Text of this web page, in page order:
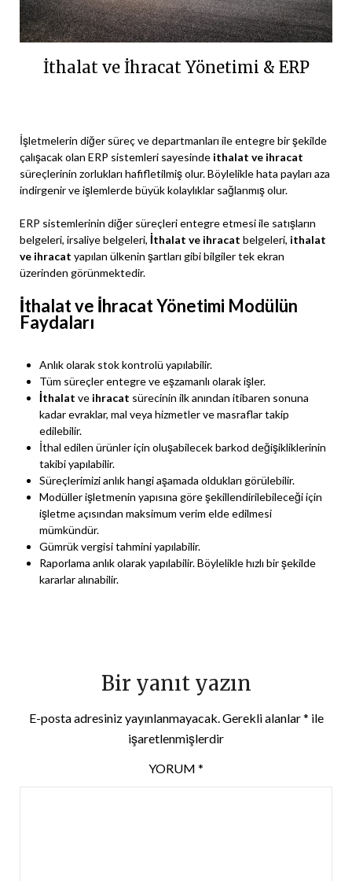
İthalat ve İhracat Yönetimi & ERP
İşletmelerin diğer süreç ve departmanları ile entegre bir şekilde
çalışacak olan ERP sistemleri sayesinde ithalat ve ihracat
süreçlerinin zorlukları hafifletilmiş olur. Böylelikle hata payları aza
indirgenir ve işlemlerde büyük kolaylıklar sağlanmış olur.
ERP sistemlerinin diğer süreçleri entegre etmesi ile satışların
belgeleri, irsaliye belgeleri, İthalat ve ihracat belgeleri, ithalat
ve ihracat yapılan ülkenin şartları gibi bilgiler tek ekran
üzerinden görünmektedir.
İthalat ve İhracat Yönetimi Modülün
Faydaları
Anlık olarak stok kontrolü yapılabilir.
Tüm süreçler entegre ve eşzamanlı olarak işler.
İthalat ve ihracat sürecinin ilk anından itibaren sonuna
kadar evraklar, mal veya hizmetler ve masraflar takip
edilebilir.
İthal edilen ürünler için oluşabilecek barkod değişikliklerinin
takibi yapılabilir.
Süreçlerimizi anlık hangi aşamada oldukları görülebilir.
Modüller işletmenin yapısına göre şekillendirilebileceği için
işletme açısından maksimum verim elde edilmesi
mümkündür.
Gümrük vergisi tahmini yapılabilir.
Raporlama anlık olarak yapılabilir. Böylelikle hızlı bir şekilde
kararlar alınabilir.
Bir yanıt yazın
E-posta adresiniz yayınlanmayacak.Gerekli alanlar* ile
işaretlenmişlerdir
YORUM *